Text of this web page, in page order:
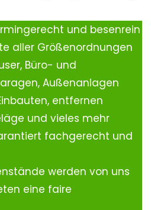
und besenrein
aller Größenordnungen
Büro- und
Außenanlagen
entfernen
und vieles mehr
fachgerecht und
werden von uns
eine faire